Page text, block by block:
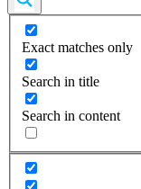
Exact matches only
Search in title
Search in content